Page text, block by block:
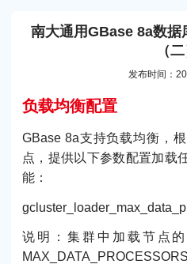
南大通用GBase 8a数据
（二
发布时间：
负载均衡配置
GBase 8a支持负载均衡，
点，提供以下参数配置加载
能：
说明：集群中加载节点
MAX_DATA_PROCESSORS